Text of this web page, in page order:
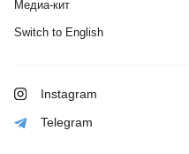
Медиа-кит
Switch to English
Instagram
Telegram